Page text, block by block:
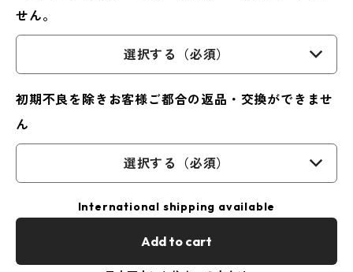
せん。
選択する（必須）
初期不良を除きお客様ご都合の返品・交換ができませ
ん
選択する（必須）
International shipping available
Add to cart